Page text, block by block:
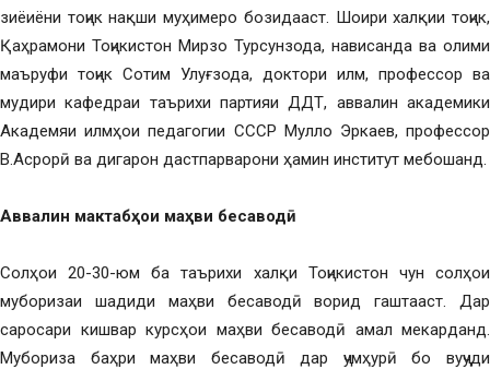
зиёиёни тоҷик нақши муҳимеро бозидааст. Шоири халқии тоҷик,
Қаҳрамони Тоҷикистон Мирзо Турсунзода, нависанда ва олими
маъруфи тоҷик Сотим Улуғзода, доктори илм, профессор ва
мудири кафедраи таърихи партияи ДДТ, аввалин академики
Академяи илмҳои педагогии СССР Мулло Эркаев, профессор
В.Асрорӣ ва дигарон дастпарварони ҳамин институт мебошанд.
Аввалин мактабҳои маҳви бесаводӣ
Солҳои 20-30-юм ба таърихи халқи Тоҷикистон чун солҳои
муборизаи шадиди маҳви бесаводӣ ворид гаштааст. Дар
саросари кишвар курсҳои маҳви бесаводӣ амал мекарданд.
Мубориза баҳри маҳви бесаводӣ дар ҷумҳурӣ бо вуҷуди